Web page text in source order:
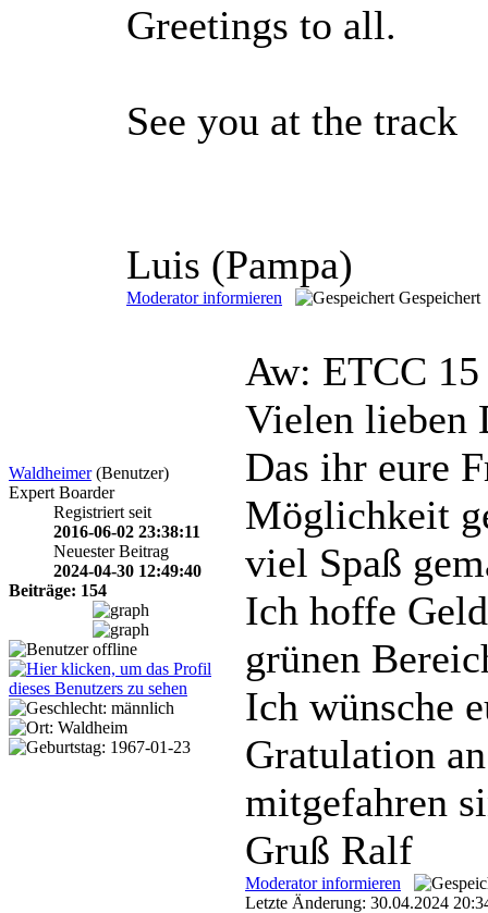
Greetings to all.
See you at the track
Luis (Pampa)
Moderator informieren Gespeichert
Waldheimer (Benutzer)
Expert Boarder
Registriert seit
2016-06-02 23:38:11
Neuester Beitrag
2024-04-30 12:49:40
Beiträge: 154
Aw: ETCC
Vielen lieben
Das ihr eure
Möglichkeit
viel Spaß
Ich hoffe
grünen
Ich wünsche
Gratulation
mitgefahren
Gruß Ralf
Moderator informieren
Letzte Änderung: 30.04.2024